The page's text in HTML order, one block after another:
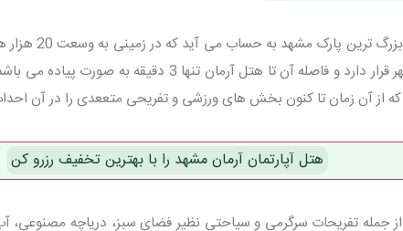
پارک وحدت مشهد
در نزدیکی حرم مطهر قرار دارد و فاصله آن تا هتل آرمان
هتل آپارتمان آرمان مشهد را با بهترین تخفیف رزرو کن
تفریحات سرگرمی و سیاحتی نظیر فضای سبز، دریاچه مصنوعی، آب